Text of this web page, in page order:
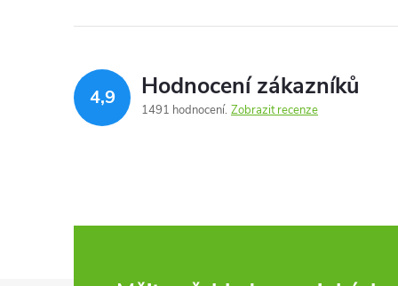
4,9 Hodnocení zákazníků
1491 hodnocení Zobrazit recenze